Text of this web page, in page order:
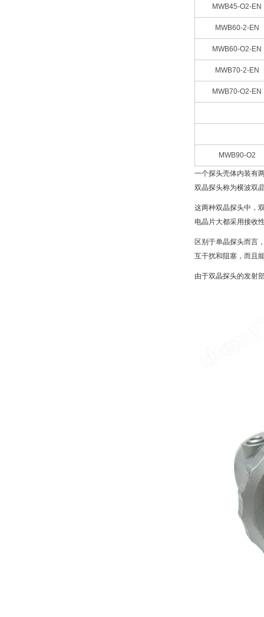
MWB45-O2-EN
MWB60-2-EN
MWB60-O2-EN
MWB70-2-EN
MWB70-O2-EN
MWB90-O2
一个探头壳体内装有
双晶探头称为横波双
这两种双晶探头中，
电晶片大都采用接收
区别于单晶探头而言
互干扰和阻塞，而且
由于双晶探头的发射